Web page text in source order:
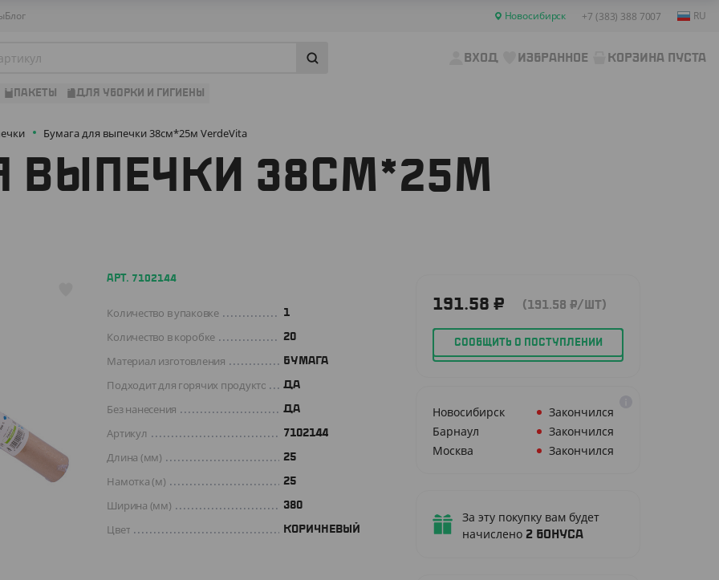
Блог Новосибирск +7 (383) 388 7007 RU
ВХОД ИЗБРАННОЕ КОРЗИНА ПУСТА
ПАКЕТЫ ДЛЯ УБОРКИ И ГИГИЕНЫ
Бумага для выпечки 38см*25м VerdeVita
ВЫПЕЧКИ 38СМ*25М
191.58 ₽ (191.58 ₽/ШТ)
СООБЩИТЬ О ПОСТУПЛЕНИИ
Новосибирск
Закончился
Барнаул
Закончился
Москва
Закончился
За эту покупку вам будет
начислено 2 бонуса
АРТ. 7102144
Количество в упаковке 1
Количество в коробке 20
Материал изготовления БУМАГА
Подходит для горячих продуктов ДА
Без нанесения ДА
Артикул 7102144
Длина (мм) 25
Намотка (м) 25
Ширина (мм) 380
Цвет КОРИЧНЕВЫЙ